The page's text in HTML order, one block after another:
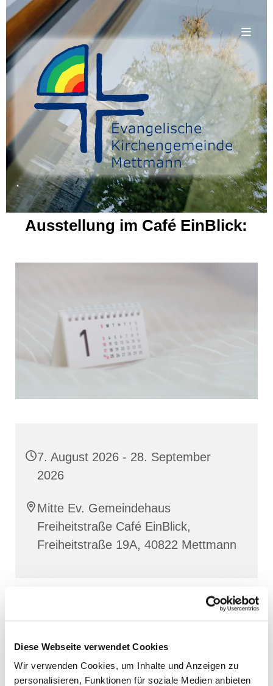
Diese Webseite verwendet Cookies
Wir verwenden Cookies, um Inhalte und Anzeigen zu
personalisieren, Funktionen für soziale Medien anbieten
.
Ausstellung im Café EinBlick:
7. August 2026 - 28. September
2026
Mitte Ev. Gemeindehaus
Freiheitstraße Café EinBlick,
Freiheitstraße 19A, 40822 Mettmann